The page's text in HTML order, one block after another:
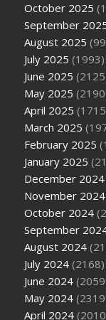
October 2025
September
August 2025
July 2025 (1993)
June 2025
May 2025
April 2025
March 2025
February 2025
January 2025
December 2024
November 2024
October 2024
September
August 2024
July 2024 (2168)
June 2024
May 2024
April 2024